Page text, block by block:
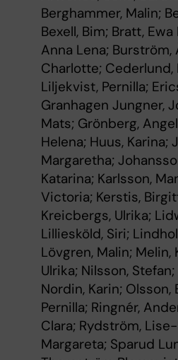
Berghammer, Malin;
Bexell, Bim; Bratt,
Anna Lena; Burström,
Charlotte; Cederlund,
Liljekvist, Pernilla;
Granhagen Jungner,
Mats; Grönberg,
Helena; Huus, Karina;
Margaretha;
Katarina; Karlsson,
Victoria; Kerstis,
Kreicbergs, Ulrika;
Lilliesköld, Siri;
Lövgren, Malin; Melin,
Ulrika; Nilsson,
Nordin, Karin; Olsson,
Pernilla; Ringnér,
Clara; Rydström,
Margareta; Sparud